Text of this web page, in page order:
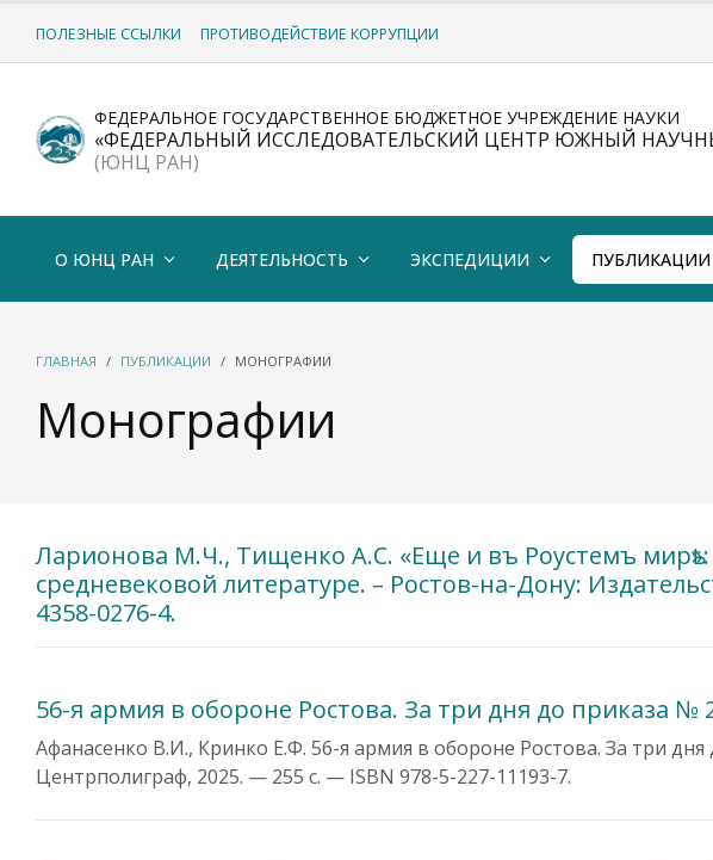
ПОЛЕЗНЫЕ ССЫЛКИ ПРОТИВОДЕЙСТВИЕ КОРРУПЦИИ
ФЕДЕРАЛЬНОЕ ГОСУДАРСТВЕННОЕ БЮДЖЕТНОЕ УЧРЕЖДЕНИЕ НАУКИ
«ФЕДЕРАЛЬНЫЙ ИССЛЕДОВАТЕЛЬСКИЙ ЦЕНТР ЮЖНЫЙ
(ЮНЦ РАН)
О ЮНЦ РАН ДЕЯТЕЛЬНОСТЬ ЭКСПЕДИЦИИ ПУБЛИКАЦИИ
ГЛАВНАЯ ПУБЛИКАЦИИ МОНОГРАФИИ
Монографии
Ларионова М.Ч., Тищенко А.С. «Еще и въ Роустемъ
средневековой литературе. – Ростов-на-Дону:
4358-0276-4.
56-я армия в обороне Ростова. За три дня до приказа №
Афанасенко В.И., Кринко Е.Ф. 56-я армия в обороне Ростова. За три
Центрполиграф, 2025. — 255 с. — ISBN 978-5-227-11193-7.